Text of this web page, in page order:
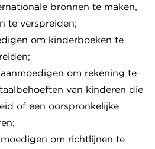
bronnen te maken,
te verspreiden;
om kinderboeken te
om rekening te
van kinderen die
of een oorspronkelijke
om richtlijnen te